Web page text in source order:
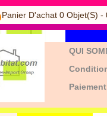
Panier D'achat 0 Objet(s) -
QUI